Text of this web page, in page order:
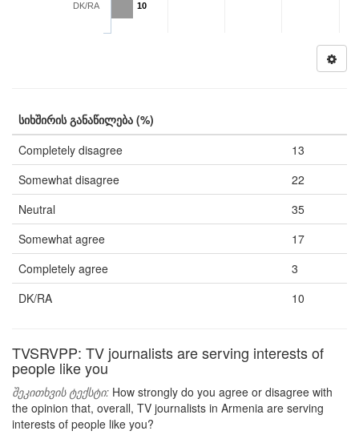
10
DK/RA
სიხშირის განაწილება (%)
Completely disagree
13
Somewhat disagree
22
Neutral
35
Somewhat agree
17
Completely agree
3
DK/RA
10
TVSRVPP: TV journalists are serving interests of
people like you
შეკითხვის ტექსტი: How strongly do you agree or disagree with
the opinion that, overall, TV journalists in Armenia are serving
interests of people like you?